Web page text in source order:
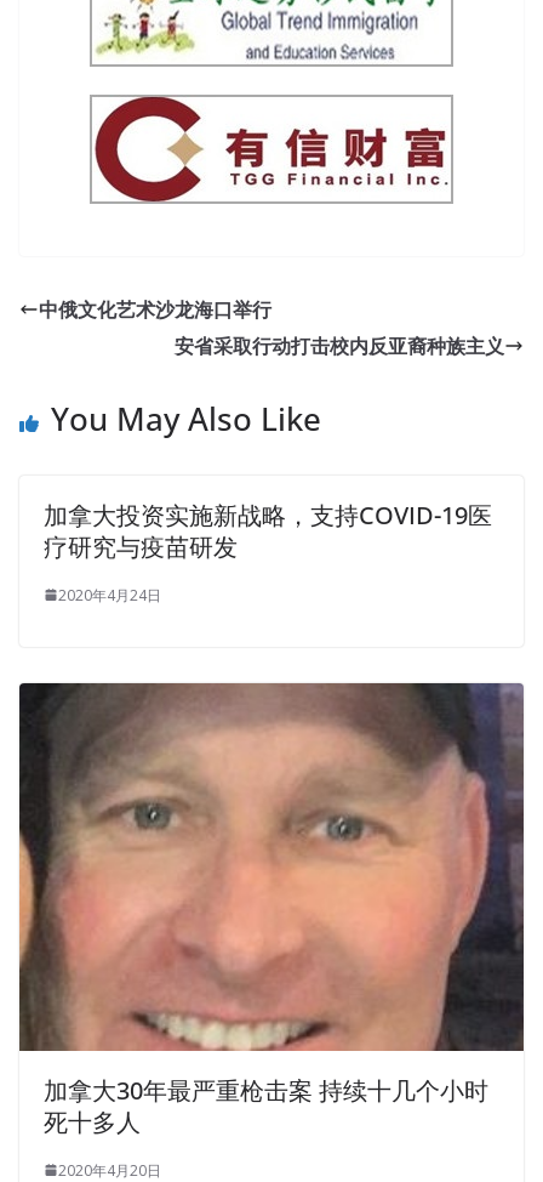
中俄文化艺术沙龙海口举行
安省采取行动打击校内反亚裔种族主义
You May Also Like
加拿大投资实施新战略，支持COVID-19医
疗研究与疫苗研发
2020年4月24日
加拿大30年最严重枪击案 持续十几个小时
死十多人
2020年4月20日